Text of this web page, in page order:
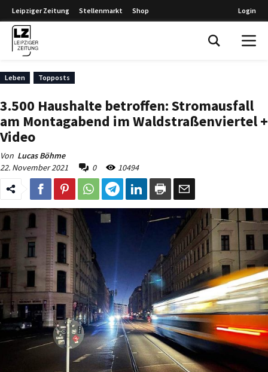
Leipziger Zeitung Stellenmarkt Shop Login
Leben Topposts
3.500 Haushalte betroffen: Stromausfall
am Montagabend im Waldstraßenviertel +
Video
Von Lucas Böhme
22. November 2021
0 10494